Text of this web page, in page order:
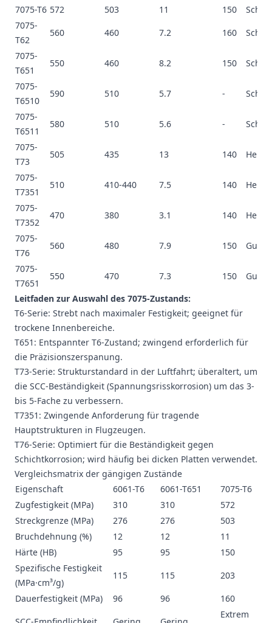
7075-T6 572 503 11 150
7075-
T62
560 460 7.2 160
7075-
T651
550 460 8.2 150
7075-
T6510
590 510 5.7 -
7075-
T6511
580 510 5.6 -
7075-
T73
505 435 13 140
7075-
T7351
510 410-440 7.5 140
7075-
T7352
470 380 3.1 140
7075-
T76
560 480 7.9 150
Gut
7075-
T7651
550 470 7.3 150
Gut
Leitfaden zur Auswahl des 7075-Zustands:
T6-Serie: Strebt nach maximaler Festigkeit; geeignet für
trockene Innenbereiche.
T651: Entspannter T6-Zustand; zwingend erforderlich für
die Präzisionszerspanung.
T73-Serie: Strukturstandard in der Luftfahrt; überaltert, um
die SCC-Beständigkeit (Spannungsrisskorrosion) um das 3-
bis 5-Fache zu verbessern.
T7351: Zwingende Anforderung für tragende
Hauptstrukturen in Flugzeugen.
T76-Serie: Optimiert für die Beständigkeit gegen
Schichtkorrosion; wird häufig bei dicken Platten verwendet.
Vergleichsmatrix der gängigen Zustände
Eigenschaft
6061-T6 6061-T651 7075-T6
Zugfestigkeit (MPa)
310 310 572
Streckgrenze (MPa)
276 276 503
Bruchdehnung (%)
12 12 11
Härte (HB)
95 95 150
Spezifische Festigkeit
(MPa·cm³/g)
115 115 203
Dauerfestigkeit (MPa)
96 96 160
Extrem